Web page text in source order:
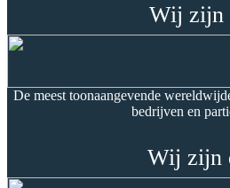
Wij zijn
De meest toonaangevende
bedrijven en
Wij zijn